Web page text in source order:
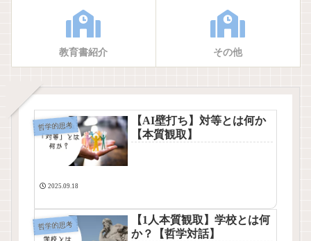
教育書紹介 その他
哲学的思考
【AI壁打ち】対等とは何か
【本質観取】
2025.09.18
哲学的思考
【1人本質観取】学校とは何
か？【哲学対話】